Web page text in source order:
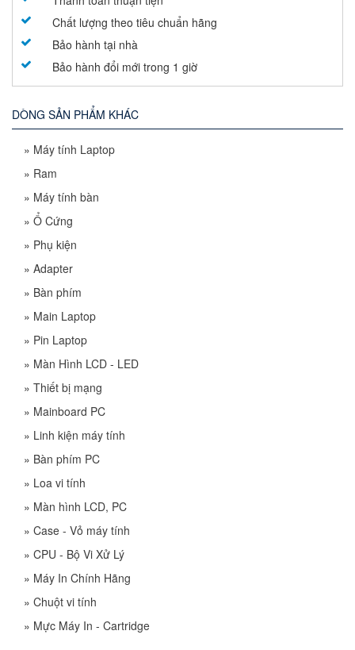
Chất lượng theo tiêu chuẩn hãng
Bảo hành tại nhà
Bảo hành đổi mới trong 1 giờ
DÒNG SẢN PHẨM KHÁC
» Máy tính Laptop
» Ram
» Máy tính bàn
» Ổ Cứng
» Phụ kiện
» Adapter
» Bàn phím
» Main Laptop
» Pin Laptop
» Màn Hình LCD - LED
» Thiết bị mạng
» Mainboard PC
» Linh kiện máy tính
» Bàn phím PC
» Loa vi tính
» Màn hình LCD, PC
» Case - Vỏ máy tính
» CPU - Bộ Vi Xử Lý
» Máy In Chính Hãng
» Chuột vi tính
» Mực Máy In - Cartridge